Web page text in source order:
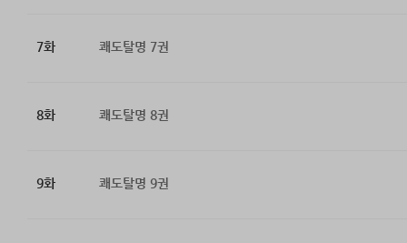
7화 쾌도탈명 7권
8화 쾌도탈명 8권
9화 쾌도탈명 9권